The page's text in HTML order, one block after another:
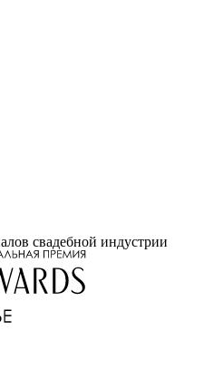
свадебной индустрии